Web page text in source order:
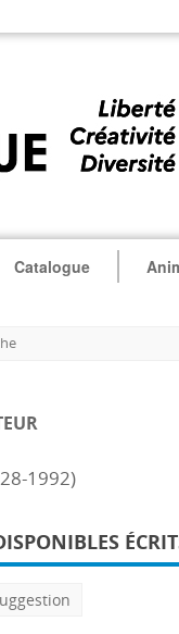
Catalogue
1992)